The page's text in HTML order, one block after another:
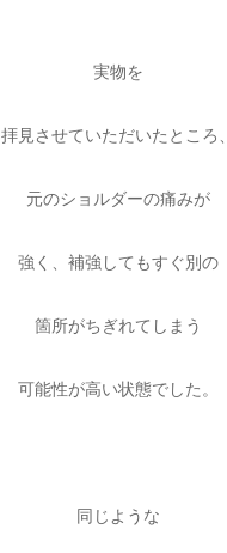
実物を
拝見させていただいたところ、
元のショルダーの痛みが
強く、補強してもすぐ別の
箇所がちぎれてしまう
可能性が高い状態でした。
同じような